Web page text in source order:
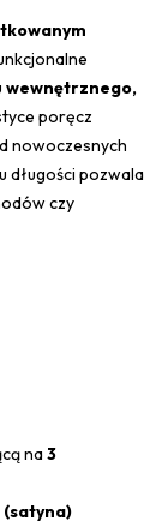
wewnętrznego,
poręcz
nowoczesnych
długości pozwala
czy
na3